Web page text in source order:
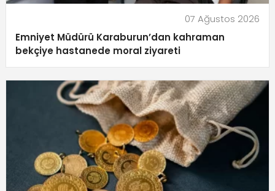
07 Ağustos 2026
Emniyet Müdürü Karaburun’dan kahraman
bekçiye hastanede moral ziyareti